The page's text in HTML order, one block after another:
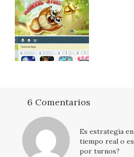
6 Comentarios
Es estrategia en
tiempo real o es
por turnos?